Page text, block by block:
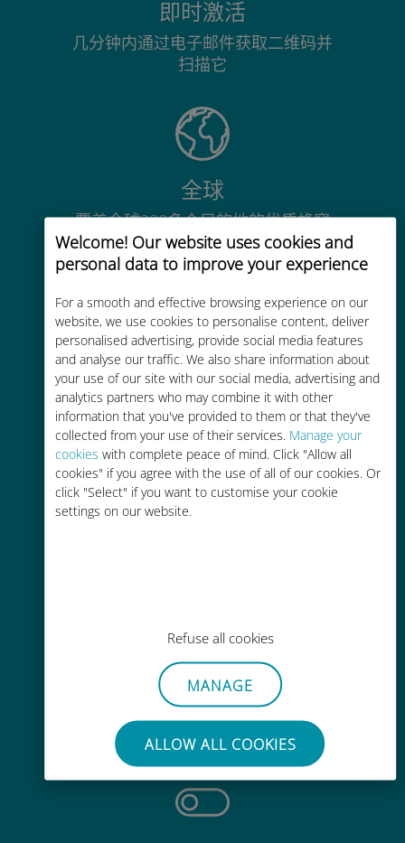
Welcome! Our website uses cookies and
personal data to improve your experience
For a smooth and effective browsing experience on our
website, we use cookies to personalise content, deliver
personalised advertising, provide social media features
and analyse our traffic. We also share information about
your use of our site with our social media, advertising and
analytics partners who may combine it with other
information that you've provided to them or that they've
collected from your use of their services. Manage your
cookies with complete peace of mind. Click "Allow all
cookies" if you agree with the use of all of our cookies. Or
click "Select" if you want to customise your cookie
settings on our website.
Refuse all cookies
MANAGE
ALLOW ALL COOKIES
即时激活
几分钟内通过电子邮件获取二维码并
扫描它
全球
覆盖全球200多个目的地的优质蜂窝
网络连接
经济实惠
比现有运营商的漫游费便宜高达90%
轻松充值
毫不费力
无需取出您现有的SIM卡